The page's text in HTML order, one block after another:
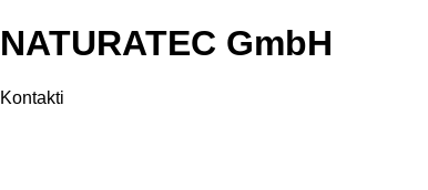
NATURATEC GmbH
Kontakti